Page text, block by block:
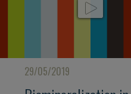
29/05/2019